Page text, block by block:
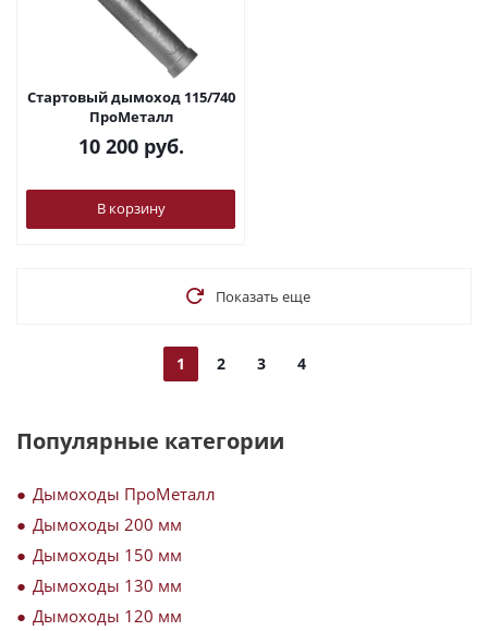
Стартовый дымоход 115/740
ПроМеталл
10 200руб.
В корзину
Показать еще
1 2 3 4
Популярные категории
Дымоходы ПроМеталл
Дымоходы 200 мм
Дымоходы 150 мм
Дымоходы 130 мм
Дымоходы 120 мм